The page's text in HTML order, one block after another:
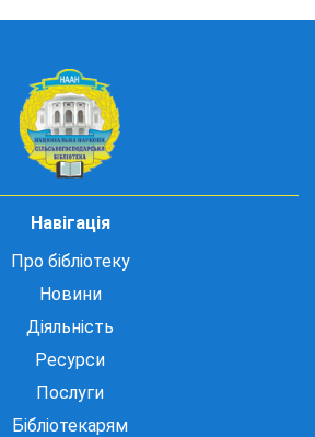
Навігація
Про бібліотеку
Новини
Діяльність
Ресурси
Послуги
Бібліотекарям